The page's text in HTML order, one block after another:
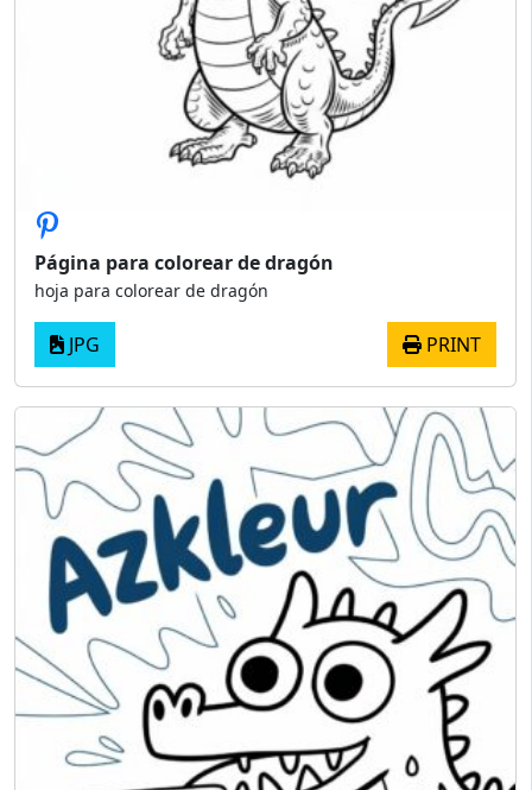
Página para colorear de dragón
hoja para colorear de dragón
JPG PRINT